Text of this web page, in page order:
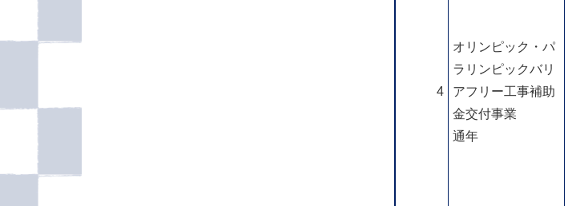
4
オリンピック・パ
ラリンピックバリ
アフリー⼯事補助
⾦交付事業
通年